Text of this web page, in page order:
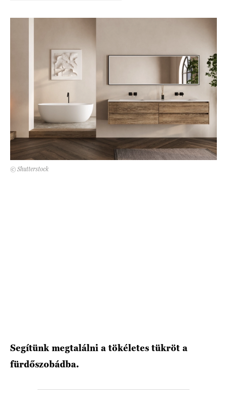
© Shutterstock
Segítünk megtalálni a tökéletes tükröt a
fürdőszobádba.